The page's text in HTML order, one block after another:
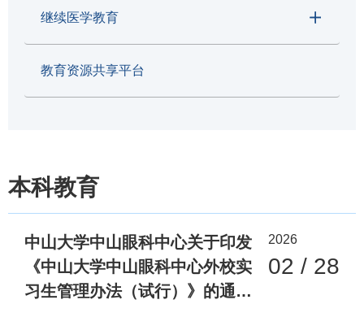
继续医学教育
教育资源共享平台
本科教育
中山大学中山眼科中心关于印发
《中山大学中山眼科中心外校实
习生管理办法（试行）》的通知
2026
02 / 28